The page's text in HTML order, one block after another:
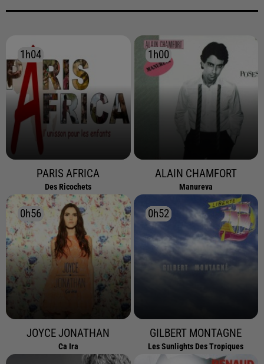
1h04
1h04
PARIS AFRICA
Des Ricochets
1h00
1h00
ALAIN CHAMFORT
Manureva
0h56
0h56
JOYCE JONATHAN
Ca Ira
0h52
0h52
GILBERT MONTAGNE
Les Sunlights Des Tropiques